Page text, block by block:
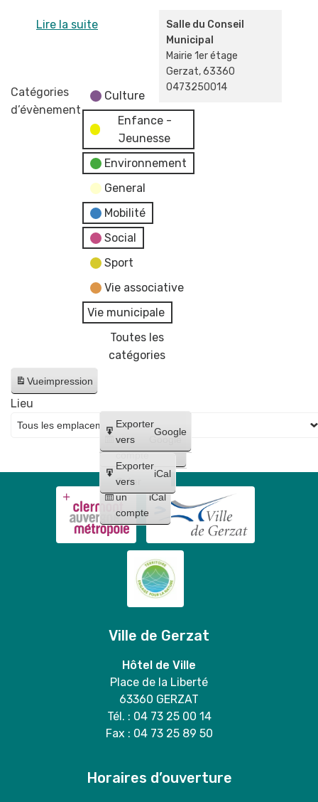
Salle du Conseil
Municipal
Mairie 1er étage
Gerzat,63360
0473250014
Lire la suite
Catégories
d’évènement
Culture
Enfance -
Jeunesse
Environnement
General
Mobilité
Social
Sport
Vie associative
Vie municipale
Toutes les
catégories
Vueimpression
Créer
un
compte
Google
Créer
un
compte
iCal
Exporter
vers
Google
Exporter
vers
iCal
Lieu
Ville de Gerzat
Hôtel de Ville
Place de la Liberté
63360 GERZAT
Tél. : 04 73 25 00 14
Fax : 04 73 25 89 50
Horaires d’ouverture